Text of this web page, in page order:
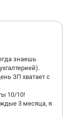
знаешь
ЗП хватает с
10/10!
3 месяца, я